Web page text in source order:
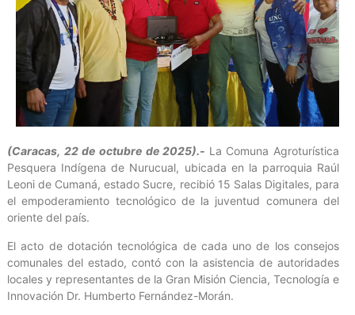
(Caracas, 22 de octubre de 2025).- La Comuna Agroturística
Pesquera Indígena de Nurucual, ubicada en la parroquia Raúl
Leoni de Cumaná, estado Sucre, recibió 15 Salas Digitales, para
el empoderamiento tecnológico de la juventud comunera del
oriente del país.
El acto de dotación tecnológica de cada uno de los consejos
comunales del estado, contó con la asistencia de autoridades
locales y representantes de la Gran Misión Ciencia, Tecnología e
Innovación Dr. Humberto Fernández-Morán.